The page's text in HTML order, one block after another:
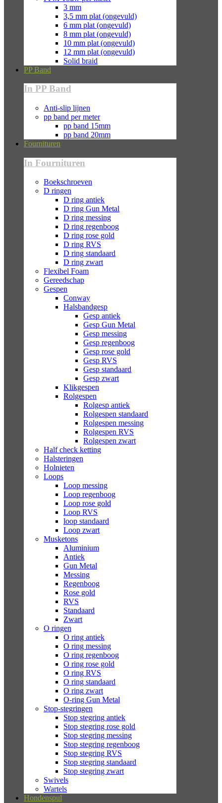
3 mm
3,5 mm plat (ongevuld)
6 mm plat (ongevuld)
8 mm plat (ongevuld)
10 mm plat (ongevuld)
12 mm plat (ongevuld)
Solid braid
PP Band
In PP Band
Anti-slip lijnen
pp band per meter
pp band 15mm
pp band 20mm
Fournituren
In Fournituren
Boekschroeven
D ringen
D ring antiek
D ring Gun Metal
D ring messing
D ring regenboog
D ring rose gold
D ring RVS
D ring standaard
D ring zwart
Flexibel Foam
Gereedschap
Gespen
Conway
Halsbandgesp
Gesp antiek
Gesp Gun Metal
Gesp messing
Gesp regenboog
Gesp rose gold
Gesp RVS
Gesp standaard
Gesp zwart
Klikgespen
Rolgespen
Rolgesp antiek
Rolgespen standaard
Rolgespen messing
Rolgespen RVS
Rolgespen zwart
Half check ketting
Halsteringen
Holnieten
Loops
Loop messing
Loop regenboog
Loop rose gold
Loop RVS
loop standaard
Loop zwart
Musketons
Aluminium
Antiek
Gun Metal
Messing
Regenboog
Rose gold
RVS
Standaard
Zwart
O ringen
O ring antiek
O ring messing
O ring regenboog
O ring rose gold
O ring RVS
O ring standaard
O ring zwart
O-ring Gun Metal
Stop-stegringen
Stop stegring antiek
Stop stegring rose gold
Stop stegring messing
Stop stegring regenboog
Stop stegring RVS
Stop stegring standaard
Stop stegring zwart
Swivels
Wartels
Hondenspul